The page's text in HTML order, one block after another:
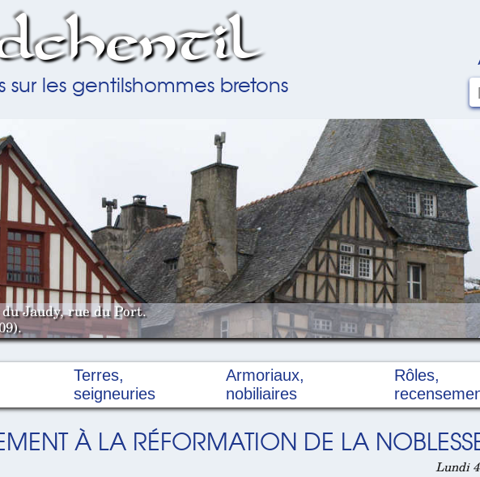
sur les gentilshommes bretons
Jaudy, rue du Port.
Terres,
seigneuries
Armoriaux,
nobiliaires
Rôles,
À LA RÉFORMATION DE LA
Lundi